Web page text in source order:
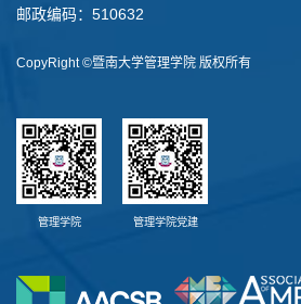
邮政编码：510632
CopyRight ©暨南大学管理学院 版权所有
管理学院 管理学院党建